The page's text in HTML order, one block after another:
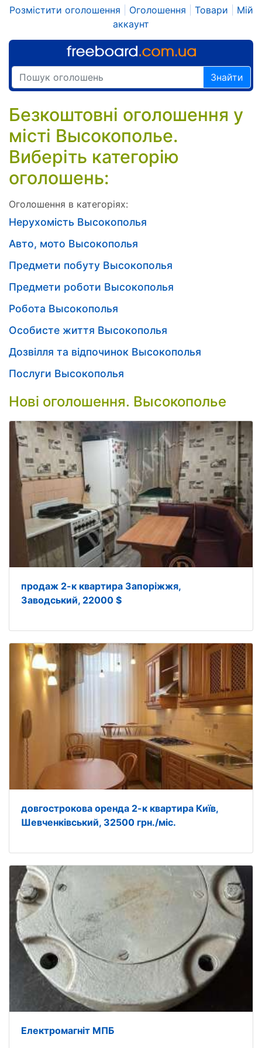
Розмістити оголошення Оголошення Товари
Мій
аккаунт
Знайти
Безкоштовні оголошення у
місті Высокополье.
Виберіть категорію
оголошень:
Оголошення в категоріях:
Нерухомість Высокополья
Авто, мото Высокополья
Предмети побуту Высокополья
Предмети роботи Высокополья
Робота Высокополья
Особисте життя Высокополья
Дозвілля та відпочинок Высокополья
Послуги Высокополья
Нові оголошення. Высокополье
продаж 2-к квартира Запоріжжя,
Заводський, 22000 $
довгострокова оренда 2-к квартира Київ,
Шевченківський, 32500 грн./міс.
Електромагніт МПБ